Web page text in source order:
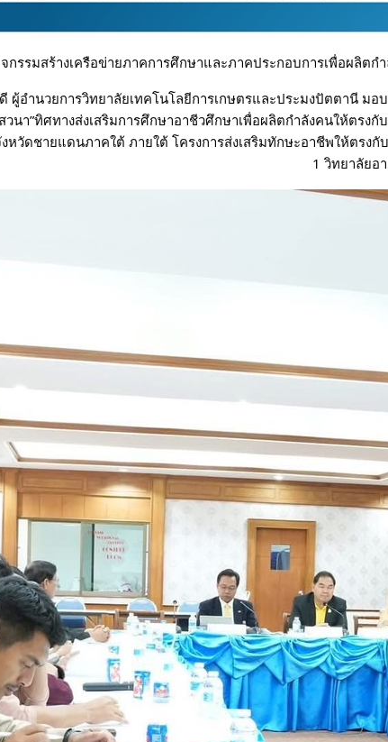
กรรมสร้างเครือข่ายภาคการศึกษาและภาคประกอบการเพื่อผลิต
อำนวยการวิทยาลัยเทคโนโลยีการเกษตรและประมงปัตตานี ม
นา”ทิศทางส่งเสริมการศึกษาอาชีวศึกษาเพื่อผลิตกำลังคนให้ตร
หวัดชายแดนภาคใต้ ภายใต้ โครงการส่งเสริมทักษะอาชีพให้
1 วิทยาลัยอ